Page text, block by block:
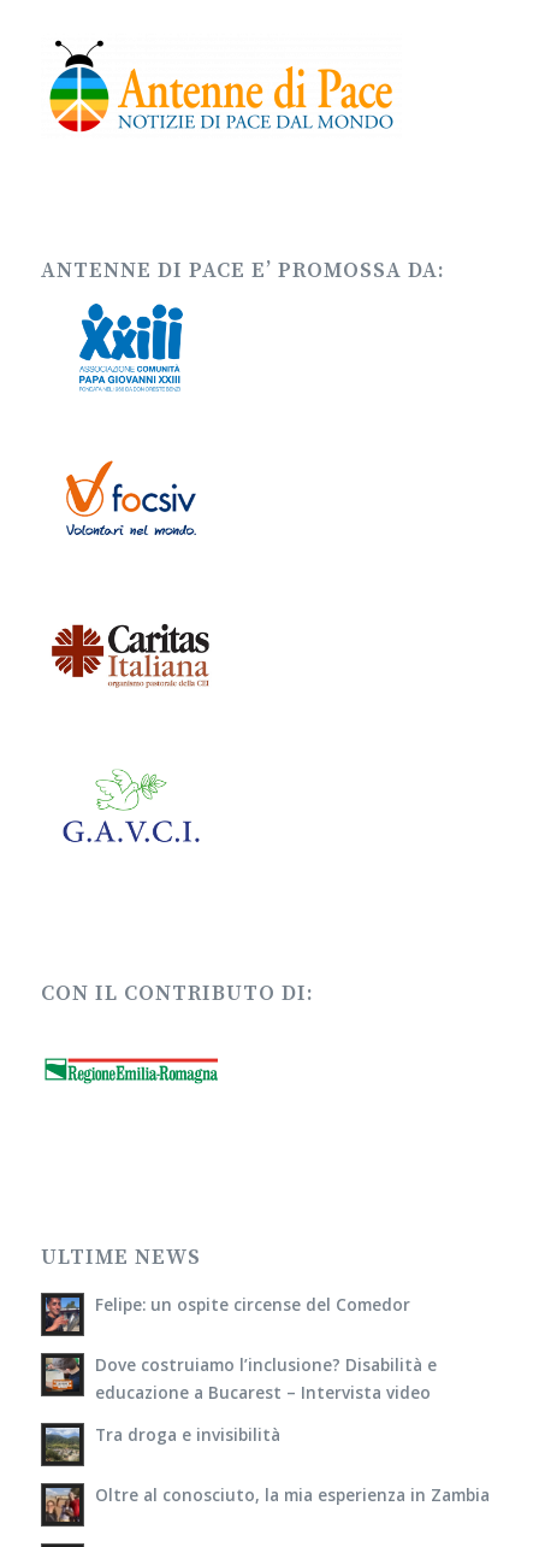
ANTENNE DI PACE E’ PROMOSSA DA:
CON IL CONTRIBUTO DI:
ULTIME NEWS
Felipe: un ospite circense del Comedor
Dove costruiamo l’inclusione? Disabilità e
educazione a Bucarest – Intervista video
Tra droga e invisibilità
Oltre al conosciuto, la mia esperienza in Zambia